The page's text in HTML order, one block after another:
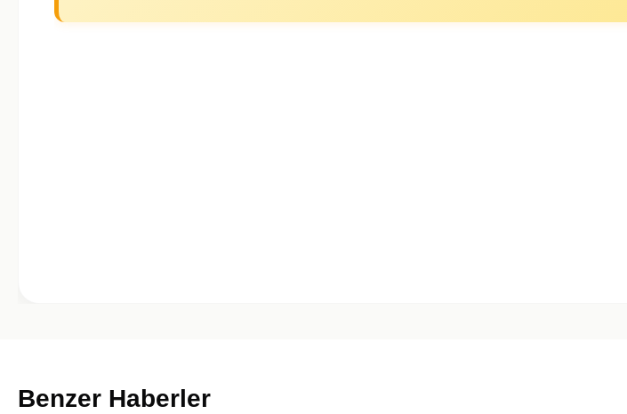
Benzer Haberler